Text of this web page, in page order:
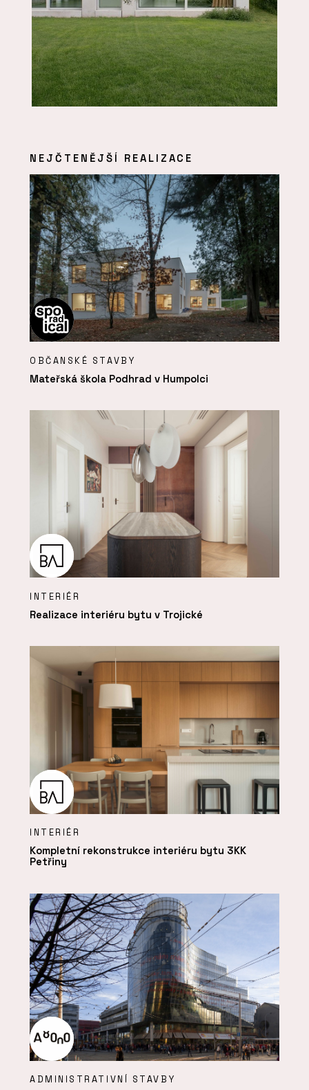
NEJČTENĚJŠÍ REALIZACE
OBČANSKÉ STAVBY
Mateřská škola Podhrad v Humpolci
INTERIÉR
Realizace interiéru bytu v Trojické
INTERIÉR
Kompletní rekonstrukce interiéru bytu 3KK
Petřiny
ADMINISTRATIVNÍ STAVBY